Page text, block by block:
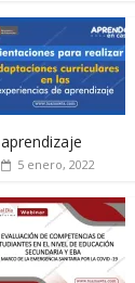
aprendizaje
5 enero, 2022